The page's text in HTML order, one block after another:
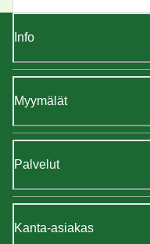
Info
Myymälät
Palvelut
Kanta-asiakas